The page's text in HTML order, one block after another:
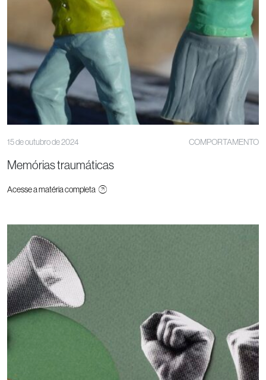
15 de outubro de 2024 COMPORTAMENTO
Memórias traumáticas
Acesse a matéria completa